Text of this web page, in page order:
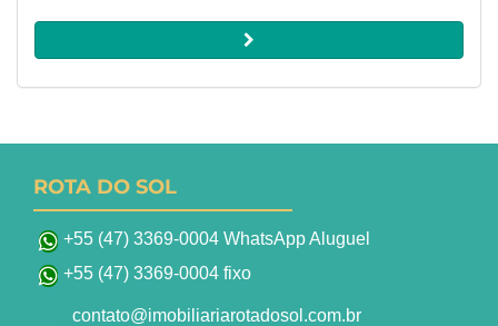
ROTA DO SOL
+55 (47) 3369-0004 WhatsApp Aluguel
+55 (47) 3369-0004 fixo
contato@imobiliariarotadosol.com.br